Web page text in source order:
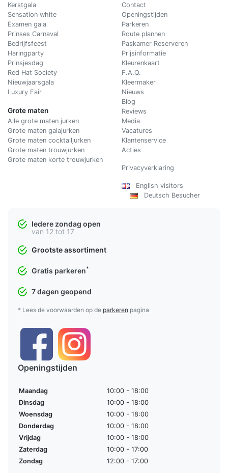
Kerstgala
Sensation white
Examen gala
Prinses Carnaval
Bedrijfsfeest
Haringparty
Prinsjesdag
Red Hat Society
Nieuwjaarsgala
Luxury Fair
Grote maten
Alle grote maten jurken
Grote maten galajurken
Grote maten cocktailjurken
Grote maten trouwjurken
Grote maten korte trouwjurken
Contact
Openingstijden
Parkeren
Route plannen
Paskamer Reserveren
Prijsinformatie
Kleurenkaart
F.A.Q.
Kleermaker
Nieuws
Blog
Reviews
Media
Vacatures
Klantenservice
Acties
Privacyverklaring
English visitors
Deutsch Besucher
Iedere zondag open
van 12 tot 17
Grootste assortiment
Gratis parkeren*
7 dagen geopend
* Lees de voorwaarden op de parkeren pagina
Openingstijden
Maandag
10:00 - 18:00
Dinsdag
10:00 - 18:00
Woensdag
10:00 - 18:00
Donderdag
10:00 - 18:00
Vrijdag
10:00 - 18:00
Zaterdag
10:00 - 17:00
Zondag
12:00 - 17:00